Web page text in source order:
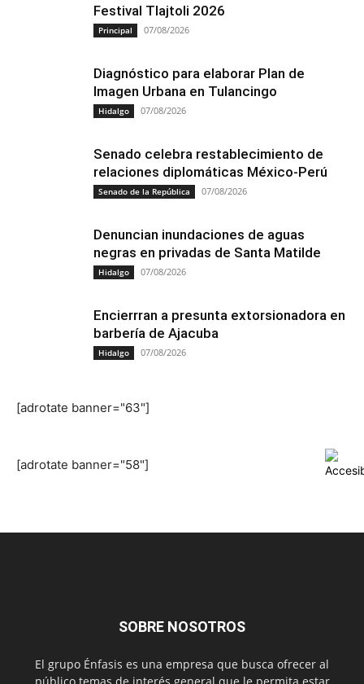
Festival Tlajtoli 2026
Principal 07/08/2026
Diagnóstico para elaborar Plan de
Imagen Urbana en Tulancingo
Hidalgo 07/08/2026
Senado celebra restablecimiento de
relaciones diplomáticas México-Perú
Senado de la República 07/08/2026
Denuncian inundaciones de aguas
negras en privadas de Santa Matilde
Hidalgo 07/08/2026
Encierrran a presunta extorsionadora en
barbería de Ajacuba
Hidalgo 07/08/2026
[adrotate banner="63"]
[adrotate banner="58"]
SOBRE NOSOTROS
El grupo Énfasis es una empresa que busca ofrecer al